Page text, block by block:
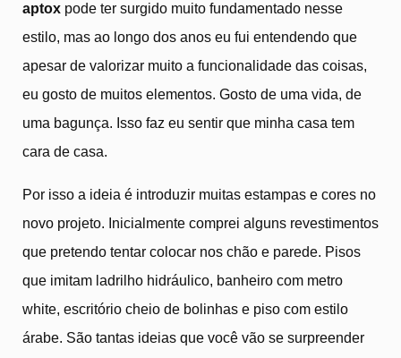
aptox pode ter surgido muito fundamentado nesse
estilo, mas ao longo dos anos eu fui entendendo que
apesar de valorizar muito a funcionalidade das coisas,
eu gosto de muitos elementos. Gosto de uma vida, de
uma bagunça. Isso faz eu sentir que minha casa tem
cara de casa.
Por isso a ideia é introduzir muitas estampas e cores no
novo projeto. Inicialmente comprei alguns revestimentos
que pretendo tentar colocar nos chão e parede. Pisos
que imitam ladrilho hidráulico, banheiro com metro
white, escritório cheio de bolinhas e piso com estilo
árabe. São tantas ideias que você vão se surpreender